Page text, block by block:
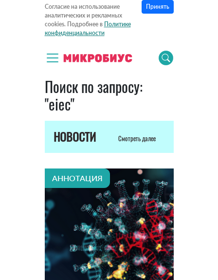
Согласие на использование
аналитических и рекламных
cookies. Подробнее в Политике
конфиденциальности
Принять
Поиск по запросу:
"eiec"
НОВОСТИ Смотреть далее
АННОТАЦИЯ